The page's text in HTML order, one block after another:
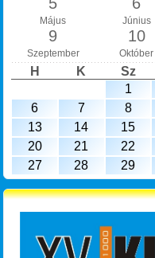
Május Június
9
Szeptember
10
Október
H K Sz
1
6
7 8
13
14 15
20
21 22
27
28 29